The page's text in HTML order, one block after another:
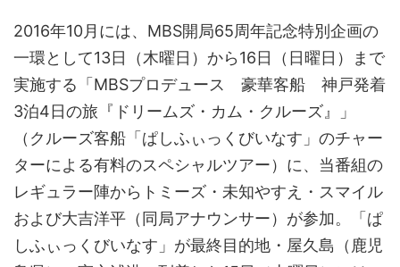
2016年10月には、MBS開局65周年記念特別企画の
一環として13日（木曜日）から16日（日曜日）まで
実施する「MBSプロデュース 豪華客船 神戸発着
3泊4日の旅『ドリームズ・カム・クルーズ』」
（クルーズ客船「ぱしふぃっくびいなす」のチャー
ターによる有料のスペシャルツアー）に、当番組の
レギュラー陣からトミーズ・未知やすえ・スマイル
および大吉洋平（同局アナウンサー）が参加。「ぱ
しふぃっくびいなす」が最終目的地・屋久島（鹿児